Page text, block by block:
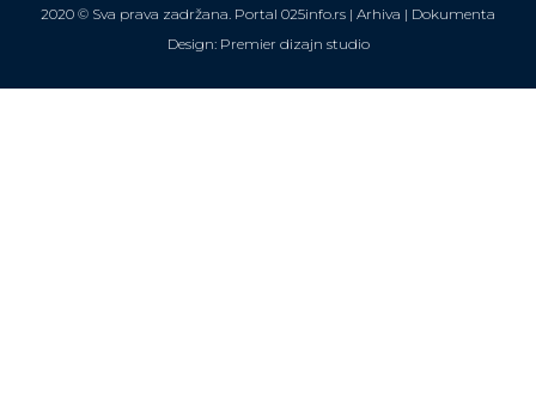
2020 © Sva prava zadržana. Portal 025info.rs | Arhiva | Dokumenta
Design: Premier dizajn studio